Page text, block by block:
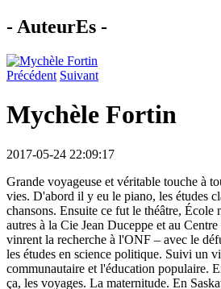
- AuteurEs -
Précédent Suivant
Mychèle Fortin
2017-05-24 22:09:17
Grande voyageuse et véritable touche à
vies. D'abord il y eu le piano, les études
chansons. Ensuite ce fut le théâtre, École
autres à la Cie Jean Duceppe et au
vinrent la recherche à l'ONF – avec le
les études en science politique. Suivi un
communautaire et l'éducation populaire.
ça, les voyages. La maternitude. En